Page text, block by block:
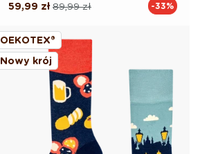
Cena
89,99 zł
Cena
59,99 zł -33%
OEKOTEX®
Nowy krój